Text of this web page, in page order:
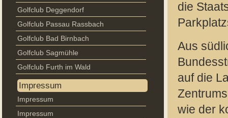
Golfclub Deggendorf
Golfclub Passau Rassbach
Golfclub Bad Birnbach
Golfclub Sagmühle
Golfclub Furth im Wald
Impressum
Impressum
Impressum
die
Aus
auf die
wie der